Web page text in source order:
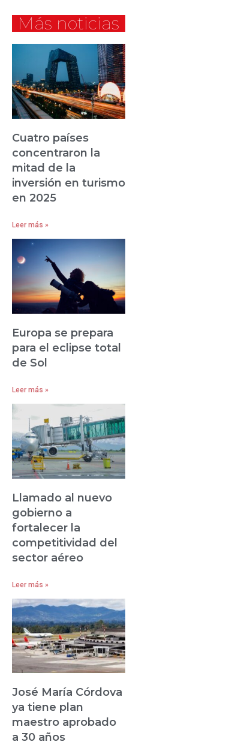
Más noticias
Cuatro países
concentraron la
mitad de la
inversión en turismo
en 2025
Leer más »
Europa se prepara
para el eclipse total
de Sol
Leer más »
Llamado al nuevo
gobierno a
fortalecer la
competitividad del
sector aéreo
Leer más »
José María Córdova
ya tiene plan
maestro aprobado
a 30 años